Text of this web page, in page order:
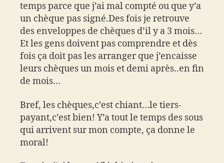
temps parce que j’ai mal compté ou que y’a
un chèque pas signé.Des fois je retrouve
des enveloppes de chèques d’il y a 3 mois…
Et les gens doivent pas comprendre et dès
fois ça doit pas les arranger que j’encaisse
leurs chèques un mois et demi après..en fin
de mois…
Bref, les chèques,c’est chiant…le tiers-
payant,c’est bien! Y’a tout le temps des sous
qui arrivent sur mon compte, ça donne le
moral!